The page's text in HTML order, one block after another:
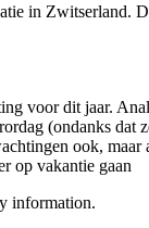
in Zwitserland.
voor dit jaar.
(ondanks dat
ook, maar
op vakantie gaan
information.